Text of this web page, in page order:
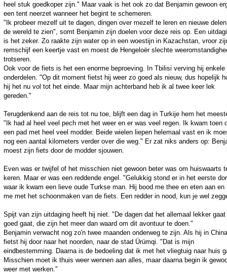
heel stuk goedkoper zijn." Maar vaak is het ook zo dat Benjamin gewoon
een tent neerzet wanneer het begint te schemeren.
"Ik probeer mezelf uit te dagen, dingen over mezelf te leren en nieuwe
de wereld te zien", somt Benjamin zijn doelen voor deze reis op. Een
is het zeker. Zo raakte zijn water op in een woestijn in Kazachstan, vroor
remschijf een keertje vast en moest de Hengeloër slechte
trotseren.
Ook voor de fiets is het een enorme beproeving. In Tbilisi verving hij enkele
onderdelen. "Op dit moment fietst hij weer zo goed als nieuw, dus hopelijk
hij het nu vol tot het einde. Maar mijn achterband heb ik al twee keer lek
gereden."
Terugdenkend aan de reis tot nu toe, blijft een dag in Turkije hem het
"Ik had al heel veel pech met het weer en er was veel regen. Ik kwam toen
een pad met heel veel modder. Beide wielen liepen helemaal vast en ik
nog een aantal kilometers verder over die weg." Er zat niks anders op:
moest zijn fiets door de modder sjouwen.
Even was er twijfel of het misschien niet gewoon beter was om huiswaarts
keren. Maar er was een reddende engel. "Gelukkig stond er in het eerste
waar ik kwam een lieve oude Turkse man. Hij bood me thee en eten aan en
me met het schoonmaken van de fiets. Een redder in nood, kun je wel
Spijt van zijn uitdaging heeft hij niet. "De dagen dat het allemaal lekker gaat
goed gaat, die zijn het meer dan waard om dit avontuur te doen."
Benjamin verwacht nog zo'n twee maanden onderweg te zijn. Als hij in
fietst hij door naar het noorden, naar de stad Ürümqi. "Dat is mijn
eindbestemming. Daarna is de bedoeling dat ik met het vliegtuig naar huis
Misschien moet ik thuis weer wennen aan alles, maar daarna begin ik
weer met werken."